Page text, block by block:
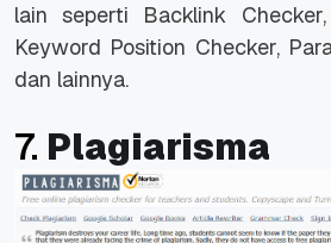
lain seperti Backlink
Keyword Position Checker,
dan lainnya.
7. Plagiarisma